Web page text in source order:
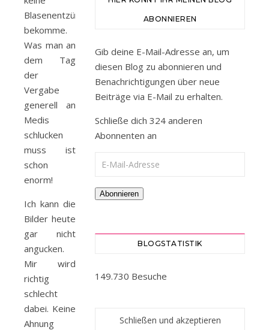
Blasenentzündung
bekomme.
Was man an
dem Tag
der
Vergabe
generell an
Medis
schlucken
muss ist
schon
enorm!
Ich kann die
Bilder heute
gar nicht
angucken.
Mir wird
richtig
schlecht
dabei. Keine
Ahnung
ABONNIEREN
Gib deine E-Mail-Adresse an, um
diesen Blog zu abonnieren und
Benachrichtigungen über neue
Beiträge via E-Mail zu erhalten.
Schließe dich 324 anderen
Abonnenten an
E-Mail-Adresse
Abonnieren
BLOGSTATISTIK
149.730 Besuche